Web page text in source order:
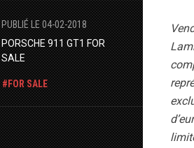
PUBLIÉ LE 04-02-2018
PORSCHE 911 GT1 FOR
SALE
FOR SALE